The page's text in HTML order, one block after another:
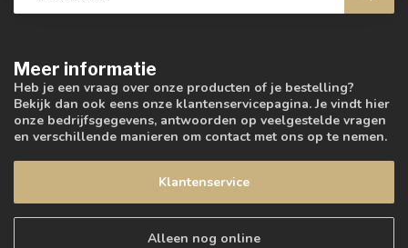
Meer informatie
Heb je een vraag over onze producten of je bestelling?
Bekijk dan ook eens onze klantenservicepagina. Je vindt hier
onze bedrijfsgegevens, antwoorden op veelgestelde vragen
en verschillende manieren om contact met ons op te nemen.
Klantenservice
Alleen nog online